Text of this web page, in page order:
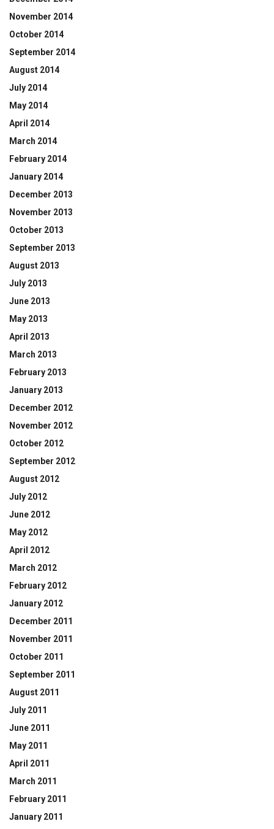
November 2014
October 2014
September 2014
August 2014
July 2014
May 2014
April 2014
March 2014
February 2014
January 2014
December 2013
November 2013
October 2013
September 2013
August 2013
July 2013
June 2013
May 2013
April 2013
March 2013
February 2013
January 2013
December 2012
November 2012
October 2012
September 2012
August 2012
July 2012
June 2012
May 2012
April 2012
March 2012
February 2012
January 2012
December 2011
November 2011
October 2011
September 2011
August 2011
July 2011
June 2011
May 2011
April 2011
March 2011
February 2011
January 2011